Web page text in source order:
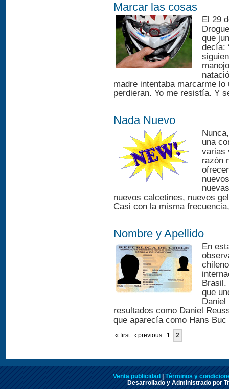
Marcar las cosas
El 29
que
decía:
madre intentaba marcarme
perdieran. Yo me resistía. Y
Nada Nuevo
una
varias
razón
nuevos calcetines, nuevos
Casi con la misma
Nombre y Apellido
En
Brasil.
que
Daniel
resultados como Daniel
que aparecía como Hans
« first ‹ previous 1 2
Venta publicidad
Términos y
Desarrollado y Administrado por